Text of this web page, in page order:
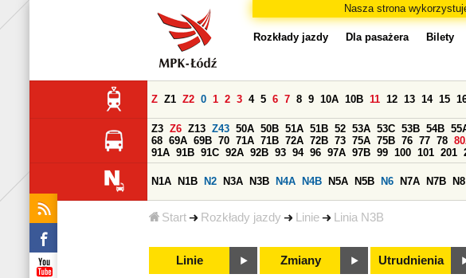
Nasza strona
Start Rozkłady jazdy Linie Linia N3B
Rozkłady jazdy Dla pasażera Bilety
Z Z1 Z2 0 1 2 3 4 5 6 7 8 9 10A 10B 11 12 13 14 15
Z3 Z6 Z13 Z43 50A 50B 51A 51B 52 53A 53C 53B 54B
68 69A 69B 70 71A 71B 72A 72B 73 75A 75B 76 77 78
91A 91B 91C 92A 92B 93 94 96 97A 97B 99 100 101 201
N1A N1B N2 N3A N3B N4A N4B N5A N5B N6 N7A N7B N8
Linie Zmiany Utrudnienia